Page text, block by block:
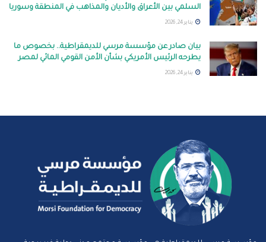
السلمي بين الأعراق والأديان والمذاهب في المنطقة وسوريا
يناير 24, 2026
بيان صادر عن مؤسسة مرسي للديمقراطية.. بخصوص ما
يطرحه الرئيس الأمريكي بشأن الأمن القومي المائي لمصر
يناير 24, 2026